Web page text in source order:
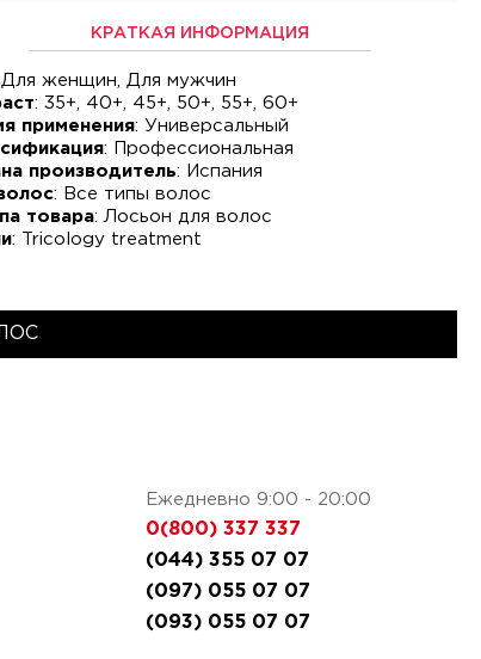
КРАТКАЯ ИНФОРМАЦИЯ
Для женщин, Для мужчин
: 35+, 40+, 45+, 50+, 55+, 60+
применения: Универсальный
: Профессиональная
производитель: Испания
: Все типы волос
товара: Лосьон для волос
: Tricology treatment
Ежедневно 9:00 - 20:00
0(800) 337 337
(044) 355 07 07
(097) 055 07 07
(093) 055 07 07